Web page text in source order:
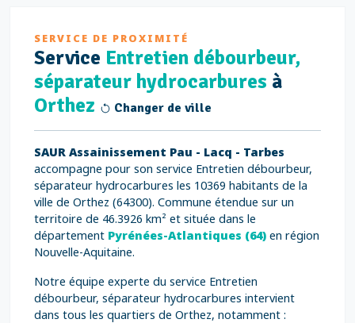
SERVICE DE PROXIMITÉ
Service Entretien débourbeur,
séparateur hydrocarbures à
Orthez
Changer de ville
SAUR Assainissement Pau - Lacq - Tarbes
accompagne pour son service Entretien débourbeur,
séparateur hydrocarbures les 10369 habitants de la
ville de Orthez (64300). Commune étendue sur un
territoire de 46.3926 km² et située dans le
département Pyrénées-Atlantiques (64) en région
Nouvelle-Aquitaine.
Notre équipe experte du service Entretien
débourbeur, séparateur hydrocarbures intervient
dans tous les quartiers de Orthez, notamment :